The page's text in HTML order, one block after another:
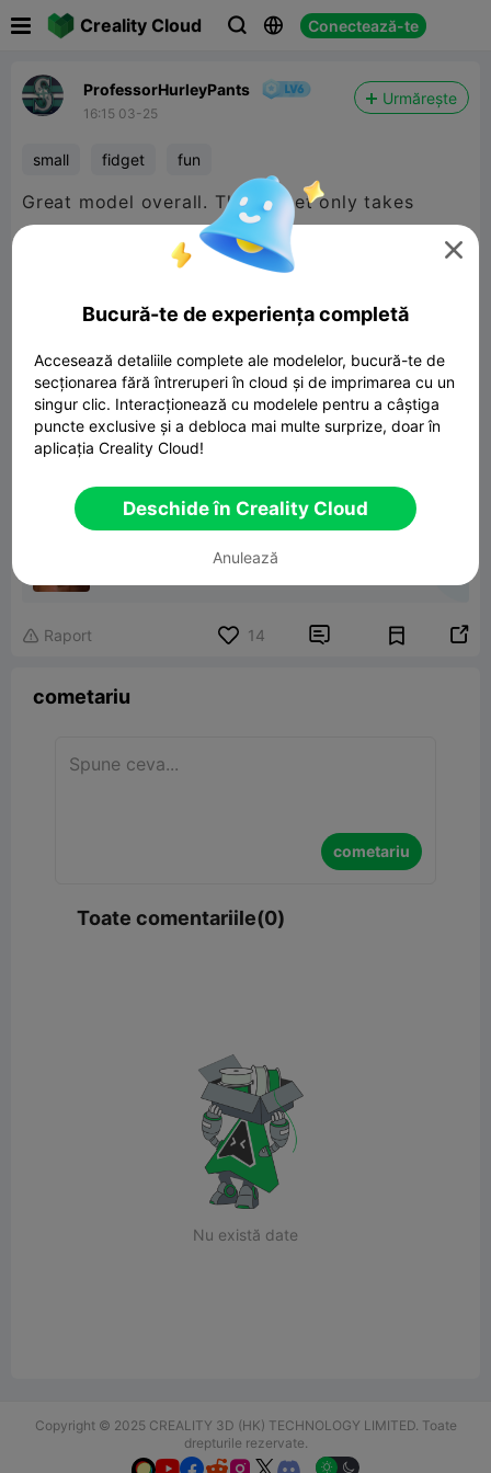
Creality Cloud   Conectează-te
ProfessorHurleyPants
16:15 03-25
Urmărește
small fidget fun
Great model overall. This fidget only takes
about 19 grams and my younger sister loves it. I
would definitely recommend printing it. Thanks!
 Raport 14  
cometariu
cometariu
Toate comentariile(0)
Nu există date
Copyright © 2025 CREALITY 3D (HK) TECHNOLOGY LIMITED. Toate
drepturile rezervate.
   

Bucură-te de experiența completă
Accesează detaliile complete ale modelelor, bucură-te de
secționarea fără întreruperi în cloud și de imprimarea cu un
singur clic. Interacționează cu modelele pentru a câștiga
puncte exclusive și a debloca mai multe surprize, doar în
aplicația Creality Cloud!
Deschide în Creality Cloud
Anulează